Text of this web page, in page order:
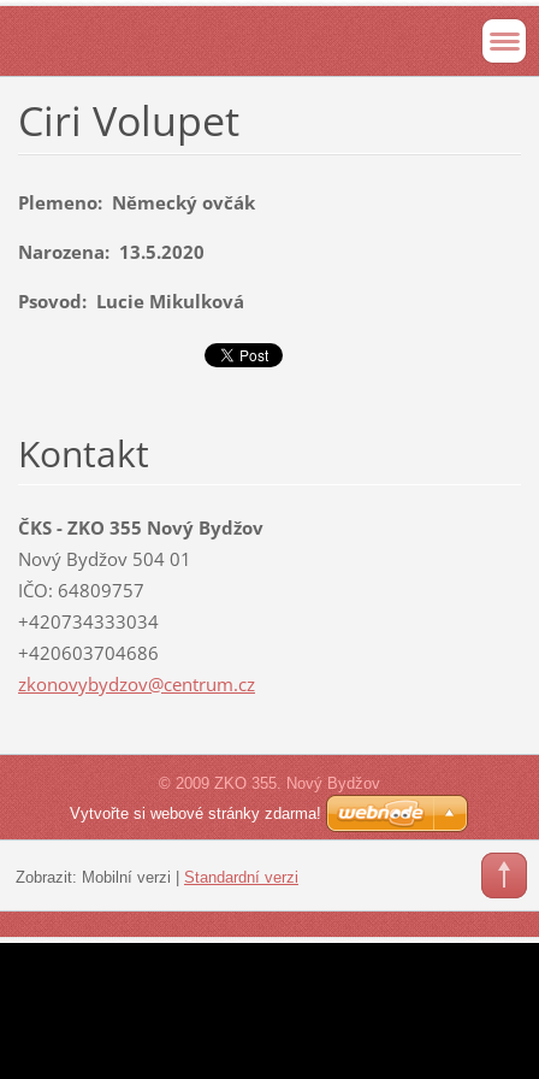
Ciri Volupet
Plemeno: Německý ovčák
Narozena: 13.5.2020
Psovod: Lucie Mikulková
Kontakt
ČKS - ZKO 355 Nový Bydžov
Nový Bydžov 504 01
IČO: 64809757
+420734333034
+420603704686
zkonovybydzov@centrum.cz
© 2009 ZKO 355. Nový Bydžov
Vytvořte si webové stránky zdarma!
Zobrazit: Mobilní verzi | Standardní verzi